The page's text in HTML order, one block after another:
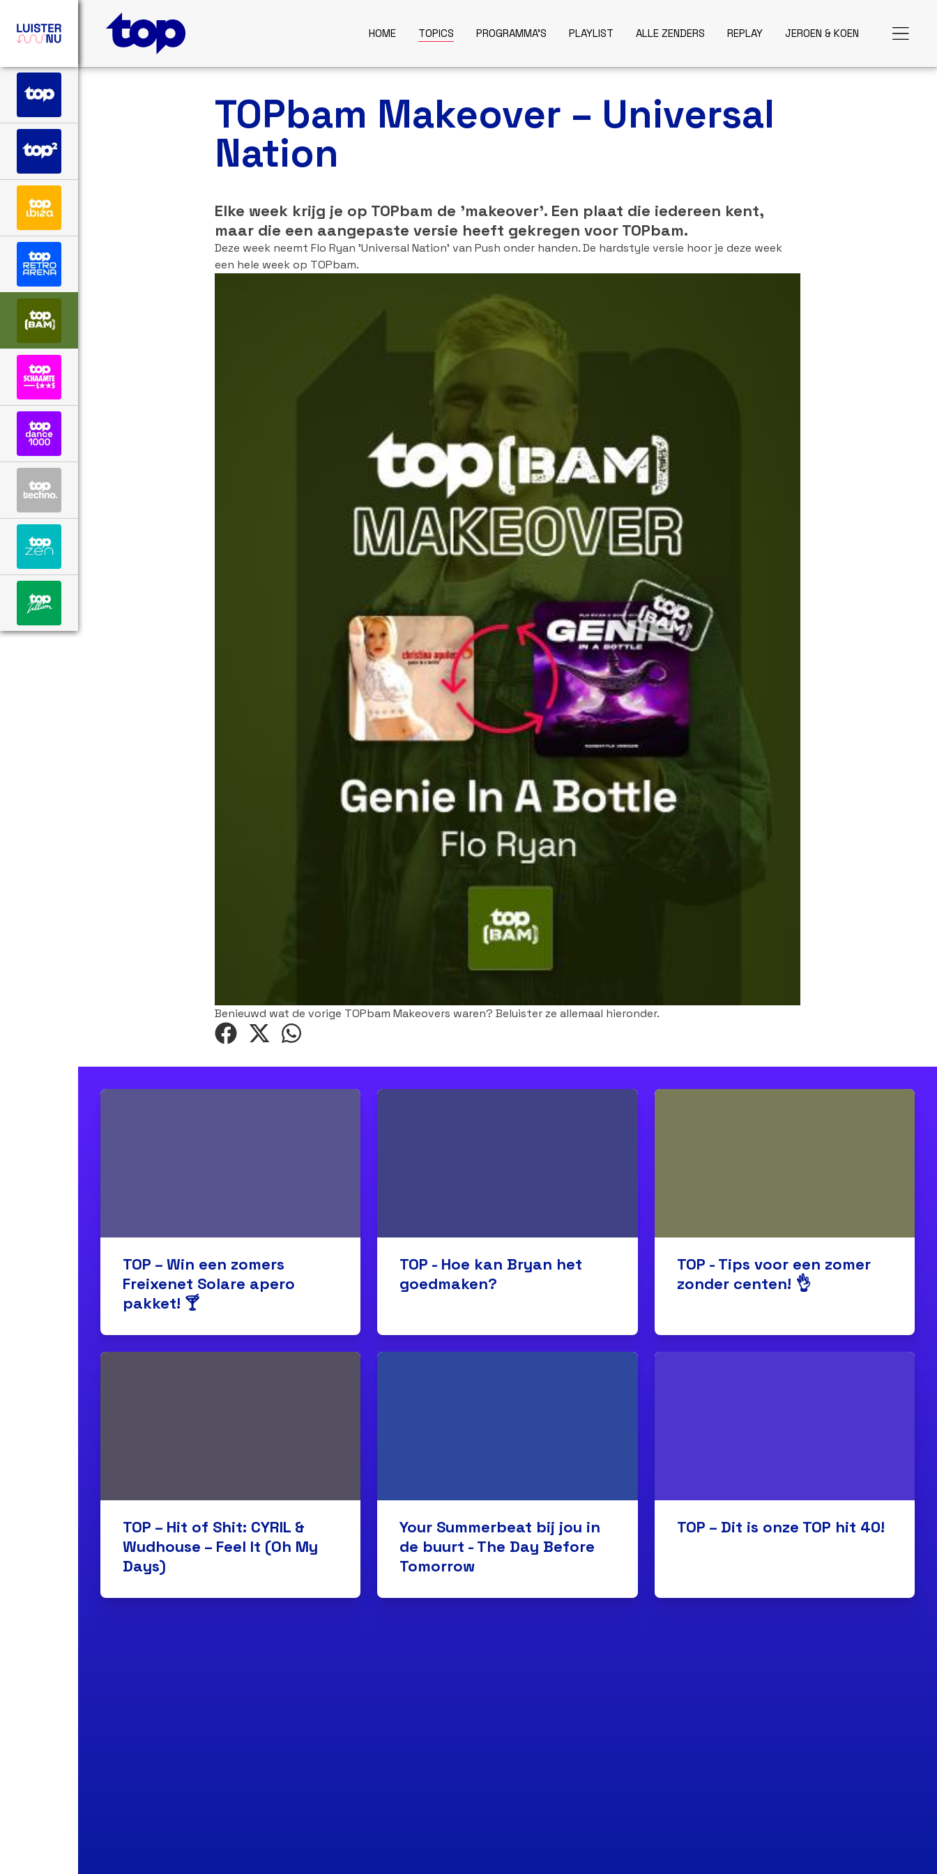
HOME TOPICS PROGRAMMA'S PLAYLIST ALLE ZENDERS REPLAY JEROEN & KOEN
TOPbam Makeover – Universal
Nation
Elke week krijg je op TOPbam de 'makeover'. Een plaat die iedereen kent,
maar die een aangepaste versie heeft gekregen voor TOPbam.
Deze week neemt Flo Ryan 'Universal Nation' van Push onder handen. De hardstyle versie hoor je deze week
een hele week op TOPbam.
Benieuwd wat de vorige TOPbam Makeovers waren? Beluister ze allemaal hieronder.
TOP – Win een zomers
Freixenet Solare apero
pakket! 🍸
TOP - Hoe kan Bryan het
goedmaken?
TOP - Tips voor een zomer
zonder centen! 👌
TOP – Hit of Shit: CYRIL &
Wudhouse – Feel It (Oh My
Days)
Your Summerbeat bij jou in
de buurt - The Day Before
Tomorrow
TOP – Dit is onze TOP hit 40!